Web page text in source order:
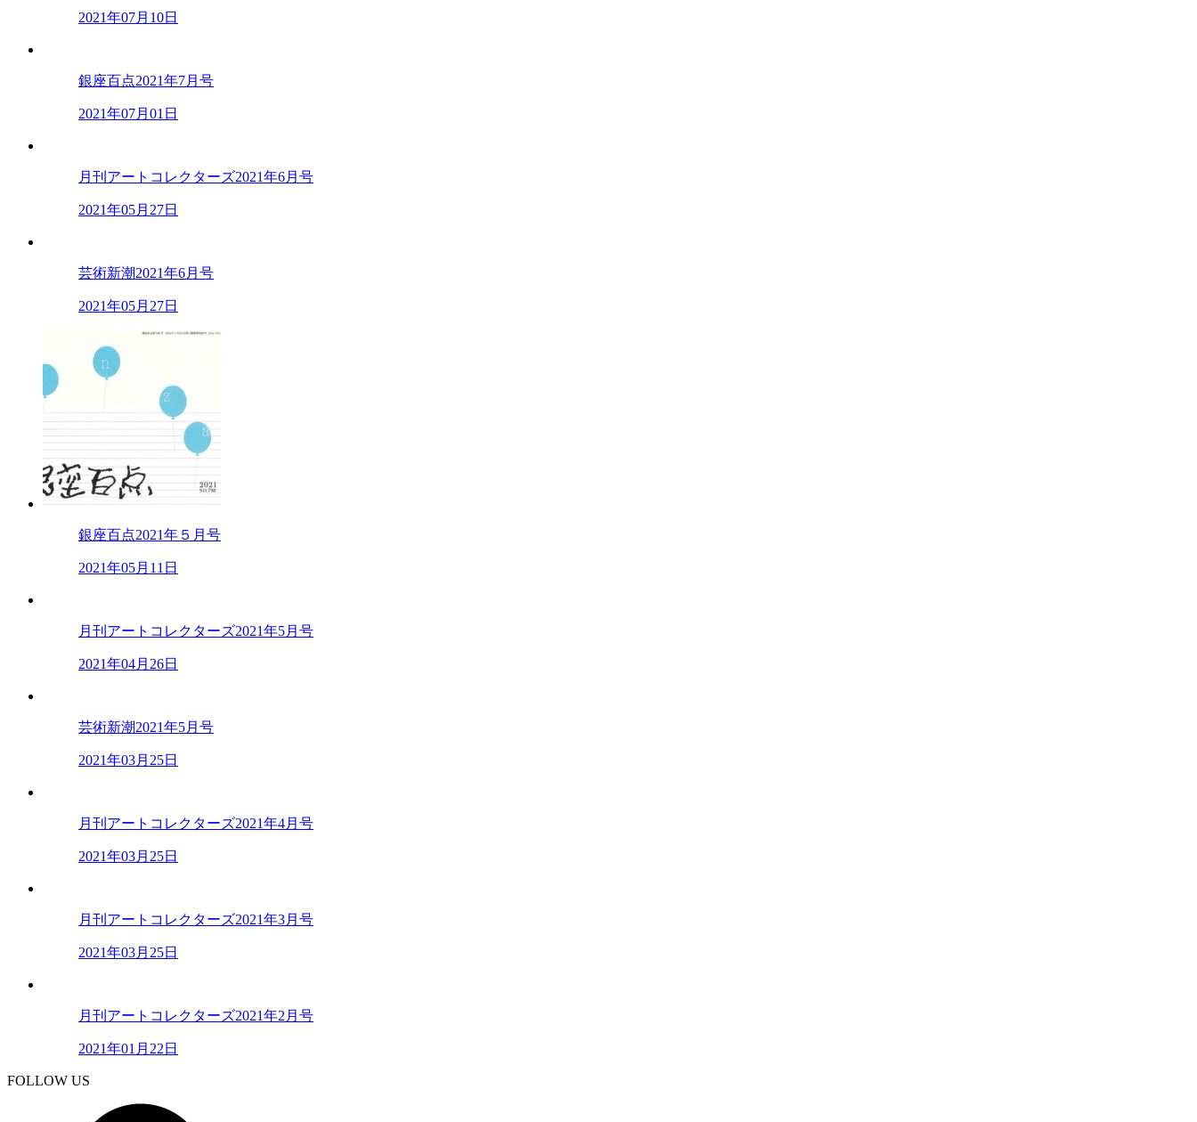
2021年07月10日
銀座百点2021年7月号
2021年07月01日
月刊アートコレクターズ2021年6月号
2021年05月27日
芸術新潮2021年6月号
2021年05月27日
銀座百点2021年５月号
2021年05月11日
月刊アートコレクターズ2021年5月号
2021年04月26日
芸術新潮2021年5月号
2021年03月25日
月刊アートコレクターズ2021年4月号
2021年03月25日
月刊アートコレクターズ2021年3月号
2021年03月25日
月刊アートコレクターズ2021年2月号
2021年01月22日
FOLLOW US